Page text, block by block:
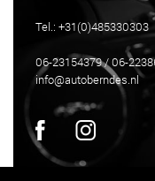
Tel.: +31(0)485330303
06-23154379 / 06-
info@autoberndes.nl